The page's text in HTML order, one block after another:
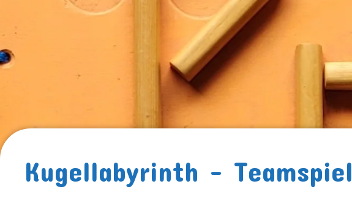
Kugellabyrinth – Teamspiel